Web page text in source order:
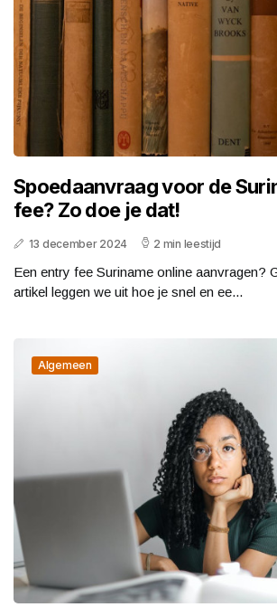
Spoedaanvraag voor de
fee? Zo doe je dat!
13 december 2024 2 min leestijd
Een entry fee Suriname online aanvragen?
artikel leggen we uit hoe je snel en ee...
Algemeen